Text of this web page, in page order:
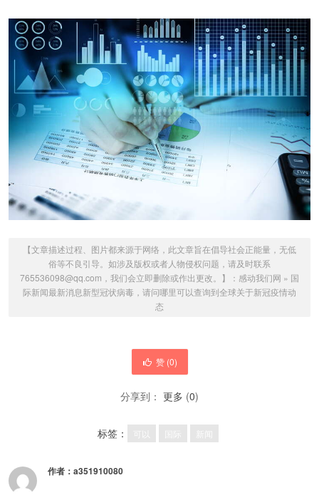
【文章描述过程、图片都来源于网络，此文章旨在倡导社会正能量，无低
俗等不良引导。如涉及版权或者人物侵权问题，请及时联系
765536098@qq.com，我们会立即删除或作出更改。】： 感动我们网 » 国
际新闻最新消息新型冠状病毒，请问哪里可以查询到全球关于新冠疫情动
态
赞 (0)
分享到： 更多 (0)
标签： 可以
作者： a351910080